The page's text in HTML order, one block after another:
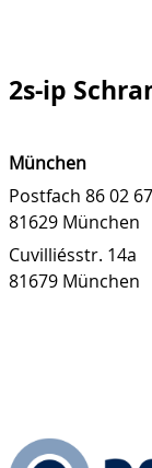
2s-ip
München
Postfach 86 02 67
81629 München
Cuvilliésstr. 14a
81679 München